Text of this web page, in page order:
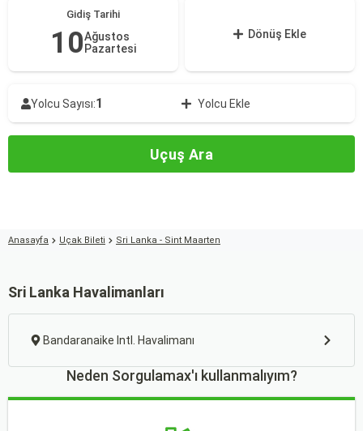
Gidiş Tarihi
10Ağustos
Pazartesi
Dönüş Ekle
Yolcu Sayısı:1 Yolcu Ekle
Uçuş Ara
Anasayfa Uçak Bileti Sri Lanka - Sint Maarten
Sri Lanka Havalimanları
Bandaranaike Intl. Havalimanı
Neden Sorgulamax'ı kullanmalıyım?